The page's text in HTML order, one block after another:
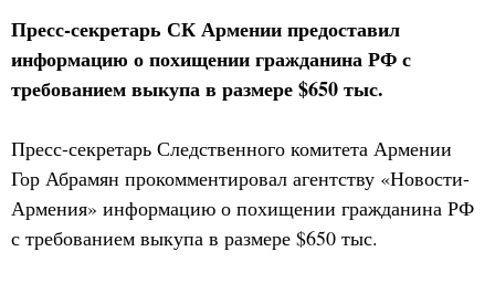
Пресс-секретарь СК Армении предоставил
информацию о похищении гражданина РФ с
требованием выкупа в размере $650 тыс.
Пресс-секретарь Следственного комитета Армении
Гор Абрамян прокомментировал агентству «Новости-
Армения» информацию о похищении гражданина РФ
с требованием выкупа в размере $650 тыс.